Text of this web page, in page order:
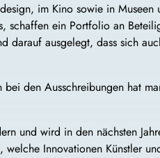
im Kino sowie in
ein Portfolio an
darauf ausgelegt, dass sich
den Ausschreibungen hat
und wird in den nächsten
Innovationen Künstler